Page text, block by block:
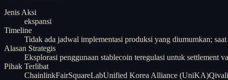
Jenis Aksi
ekspansi
Timeline
Tidak ada jadwal implementasi produksi yang diumumkan;
Alasan Strategis
Eksplorasi penggunaan stablecoin teregulasi untuk settlement
Pihak Terlibat
ChainlinkFairSquareLabUnified Korea Alliance (UniKA)